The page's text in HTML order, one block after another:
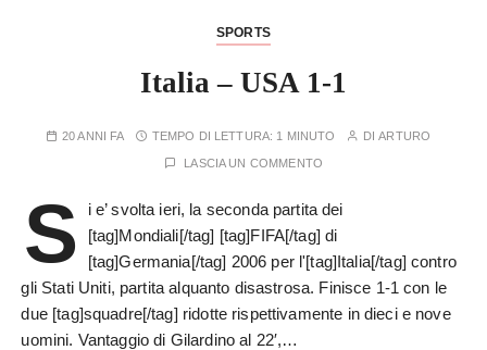
SPORTS
Italia – USA 1-1
20 ANNI FA TEMPO DI LETTURA: 1 MINUTO DIARTURO
LASCIA UN COMMENTO
S
i e’ svolta ieri, la seconda partita dei
[tag]Mondiali[/tag] [tag]FIFA[/tag] di
[tag]Germania[/tag] 2006 per l'[tag]Italia[/tag] contro
gli Stati Uniti, partita alquanto disastrosa. Finisce 1-1 con le
due [tag]squadre[/tag] ridotte rispettivamente in dieci e nove
uomini. Vantaggio di Gilardino al 22′,…